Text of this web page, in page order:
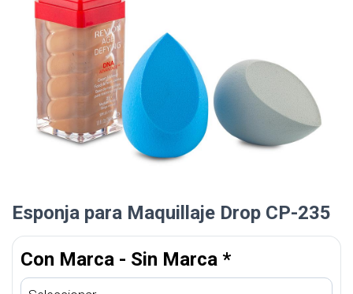
Esponja para Maquillaje Drop CP-235
Con Marca - Sin Marca *